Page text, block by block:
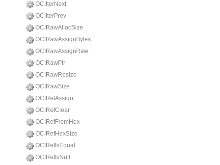
OCIIterNext
OCIIterPrev
OCIRawAllocSize
OCIRawAssignBytes
OCIRawAssignRaw
OCIRawPtr
OCIRawResize
OCIRawSize
OCIRefAssign
OCIRefClear
OCIRefFromHex
OCIRefHexSize
OCIRefIsEqual
OCIRefIsNull